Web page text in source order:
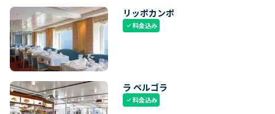
リッポカンポ
check料金込み
ラ ペルゴラ
check料金込み